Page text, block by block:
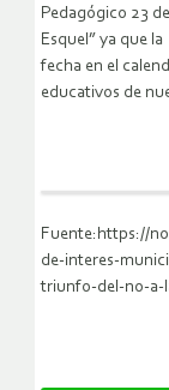
Pedagógico 23
Esquel” ya que
fecha en el
educativos de
Fuente:https://
de-interes-
triunfo-del-no-a-